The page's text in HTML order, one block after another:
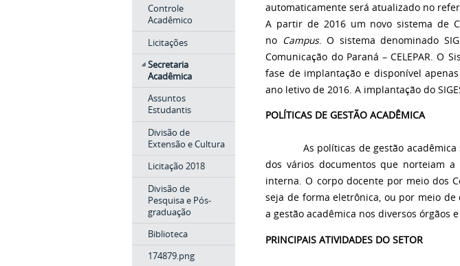
Controle
Acadêmico
Licitações
Secretaria
Acadêmica
Assuntos
Estudantis
Divisão de
Extensão e Cultura
Licitação 2018
Divisão de
Pesquisa e Pós-
graduação
Biblioteca
174879.png
automaticamente será atualizado no
A partir de 2016 um novo sistema de
no Campus. O sistema denominado
Comunicação do Paraná – CELEPAR. O
fase de implantação e disponível
ano letivo de 2016. A implantação do
POLÍTICAS DE GESTÃO ACADÊMICA
As políticas de gestão acadêmica
dos vários documentos que norteiam a
interna. O corpo docente por meio dos
seja de forma eletrônica, ou por meio
a gestão acadêmica nos diversos órgãos
PRINCIPAIS ATIVIDADES DO SETOR